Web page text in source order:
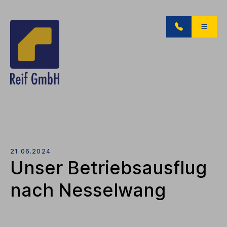
21.06.2024
Unser Betriebsausflug
nach Nesselwang